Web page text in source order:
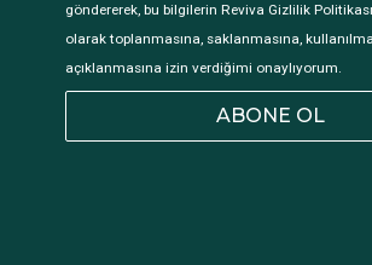
göndererek, bu bilgilerin Reviva Gizlilik
olarak toplanmasına, saklanmasına,
açıklanmasına izin verdiğimi onaylıyorum.
ABONE OL